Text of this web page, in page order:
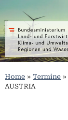
Home » Termine »
AUSTRIA